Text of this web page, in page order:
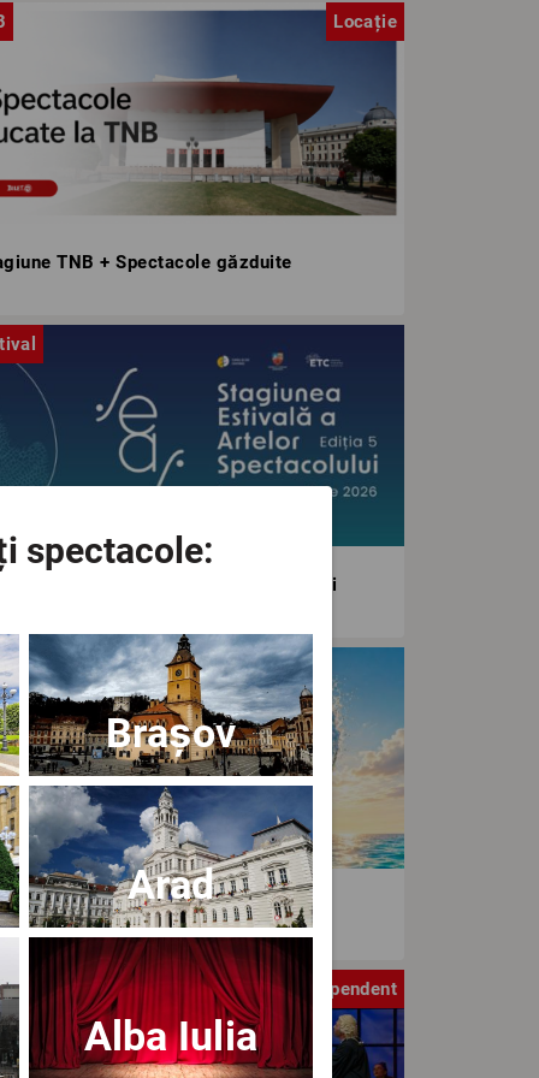
Locație
TNB + Spectacole găzduite
Estivală a Artelor Spectacolului
Film & Arts Festival editia IV
Independent
spectacole:
Brașov
Arad
Alba Iulia